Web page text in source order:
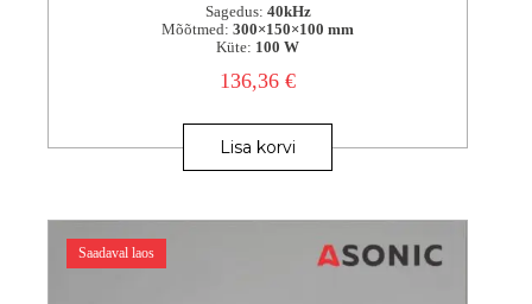
Sagedus: 40kHz
Mõõtmed: 300×150×100 mm
Küte: 100 W
136,36€
Lisa korvi
Saadaval laos